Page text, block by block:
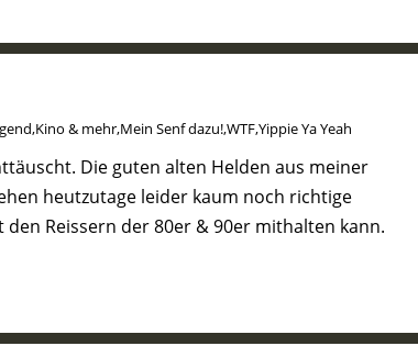
,Kino & mehr,Mein Senf dazu!,WTF,Yippie Ya Yeah
Die guten alten Helden aus meiner
heutzutage leider kaum noch richtige
Reissern der 80er & 90er mithalten kann.